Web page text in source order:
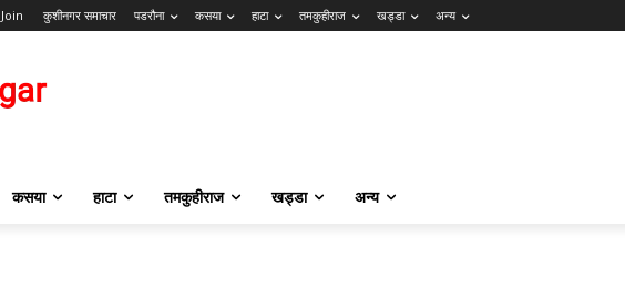
कुशीनगर समाचार पडरौना कसया हाटा तमकुहीराज खड्डा अन्य
कसया हाटा तमकुहीराज खड्डा अन्य